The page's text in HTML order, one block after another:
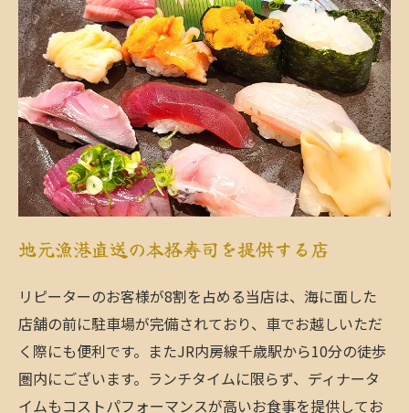
地元漁港直送の本格寿司を提供する店
リピーターのお客様が8割を占める当店は、海に面した
店舗の前に駐車場が完備されており、車でお越しいただ
く際にも便利です。またJR内房線千歳駅から10分の徒歩
圏内にございます。ランチタイムに限らず、ディナータ
イムもコストパフォーマンスが高いお食事を提供してお